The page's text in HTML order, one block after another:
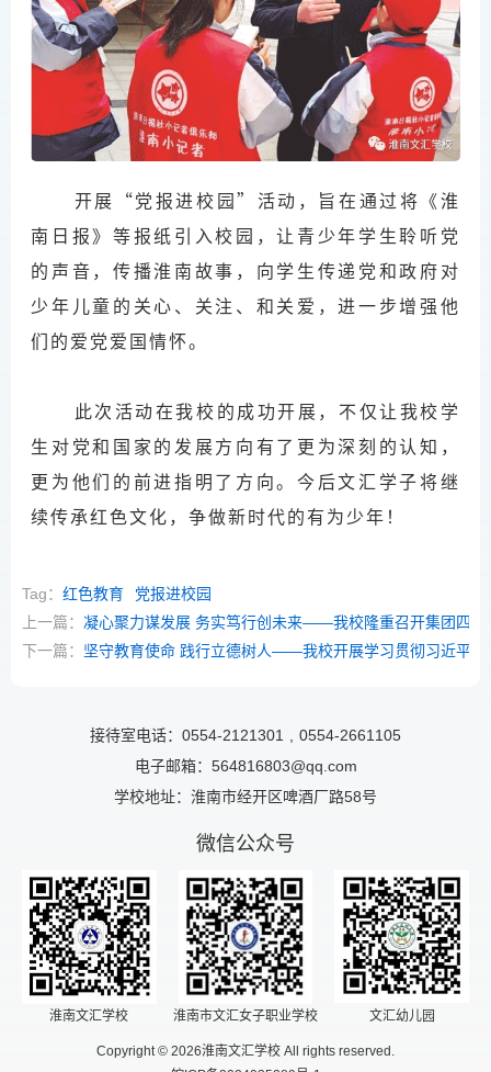
开展“党报进校园”活动，旨在通过将《淮
南日报》等报纸引入校园，让青少年学生聆听党
的声音，传播淮南故事，向学生传递党和政府对
少年儿童的关心、关注、和关爱，进一步增强他
们的爱党爱国情怀。
此次活动在我校的成功开展，不仅让我校学
生对党和国家的发展方向有了更为深刻的认知，
更为他们的前进指明了方向。今后文汇学子将继
续传承红色文化，争做新时代的有为少年！
Tag： 红色教育
党报进校园
上一篇： 凝心聚力谋发展 务实笃行创未来——我校隆重召开集团四届
下一篇： 坚守教育使命 践行立德树人——我校开展学习贯彻习近平新
接待室电话：0554-2121301
0554-2661105
电子邮箱：564816803@qq.com
学校地址：淮南市经开区啤酒厂路58号
微信公众号
淮南文汇学校 淮南市文汇女子职业学校 文汇幼儿园
Copyright © 2026淮南文汇学校 All rights reserved.